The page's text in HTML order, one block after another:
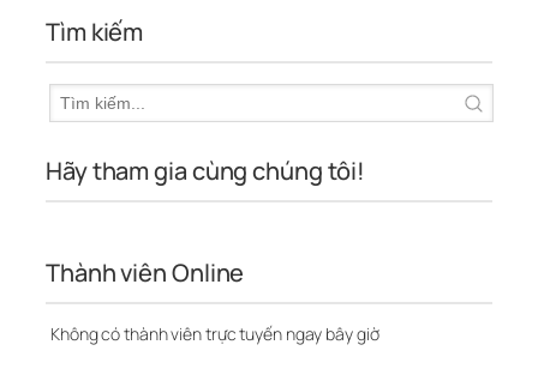
Tìm kiếm
Hãy tham gia cùng chúng tôi!
Thành viên Online
Không có thành viên trực tuyến ngay bây giờ